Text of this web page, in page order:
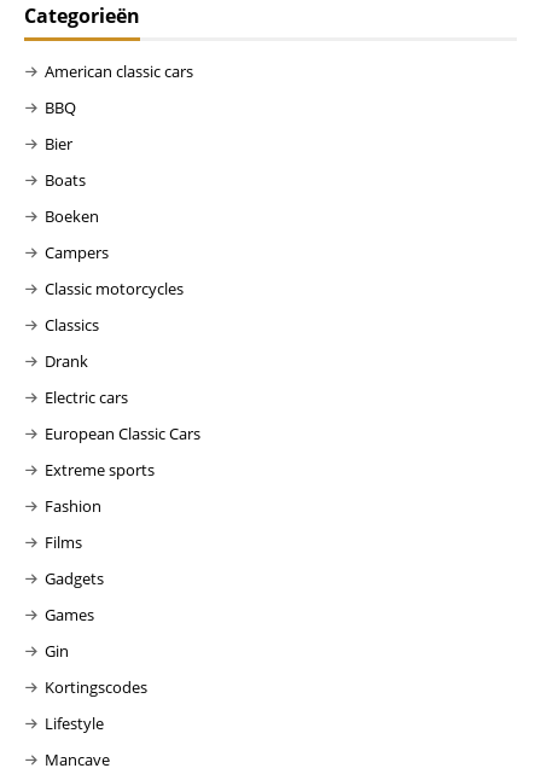
Categorieën
American classic cars
BBQ
Bier
Boats
Boeken
Campers
Classic motorcycles
Classics
Drank
Electric cars
European Classic Cars
Extreme sports
Fashion
Films
Gadgets
Games
Gin
Kortingscodes
Lifestyle
Mancave